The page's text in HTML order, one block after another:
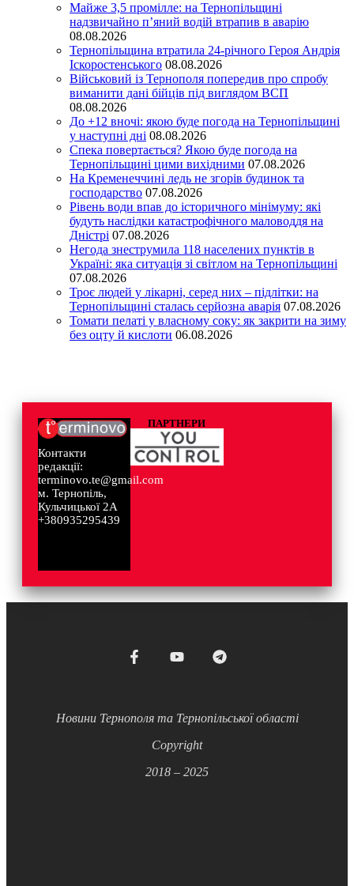
Майже 3,5 промілле: на Тернопільщині
надзвичайно п’яний водій втрапив в аварію
08.08.2026
Тернопільщина втратила 24-річного Героя Андрія
Іскоростенського 08.08.2026
Військовий із Тернополя попередив про спробу
виманити дані бійців під виглядом ВСП
08.08.2026
До +12 вночі: якою буде погода на Тернопільщині
у наступні дні 08.08.2026
Спека повертається? Якою буде погода на
Тернопільщині цими вихідними 07.08.2026
На Кременеччині ледь не згорів будинок та
господарство 07.08.2026
Рівень води впав до історичного мінімуму: які
будуть наслідки катастрофічного маловоддя на
Дністрі 07.08.2026
Негода знеструмила 118 населених пунктів в
Україні: яка ситуація зі світлом на Тернопільщині
07.08.2026
Троє людей у лікарні, серед них – підлітки: на
Тернопільщині сталась серйозна аварія 07.08.2026
Томати пелаті у власному соку: як закрити на зиму
без оцту й кислоти 06.08.2026
Контакти
редакції:
terminovo.te@gmail.com
м. Тернопіль,
Кульчицької 2А
+380935295439
ПАРТНЕРИ
Новини Тернополя та Тернопільської області
Copyright
2018 – 2025